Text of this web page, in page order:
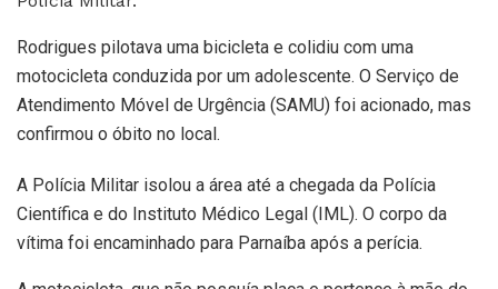
Rodrigues pilotava uma bicicleta e colidiu com uma
motocicleta conduzida por um adolescente. O Serviço de
Atendimento Móvel de Urgência (SAMU) foi acionado, mas
confirmou o óbito no local.
A Polícia Militar isolou a área até a chegada da Polícia
Científica e do Instituto Médico Legal (IML). O corpo da
vítima foi encaminhado para Parnaíba após a perícia.